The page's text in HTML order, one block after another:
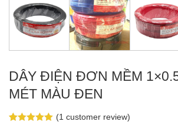
DÂY ĐIỆN ĐƠN MỀM
MÉT MÀU ĐEN
(1 customer review)